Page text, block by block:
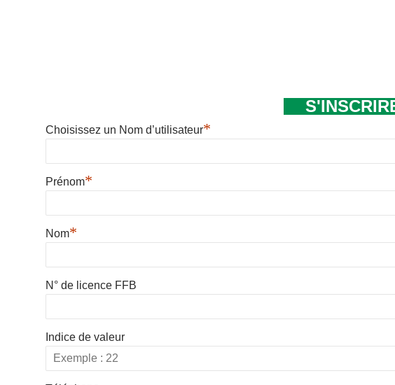
Choisissez un Nom d’utilisateur*
Prénom*
Nom*
N° de licence FFB
Indice de valeur